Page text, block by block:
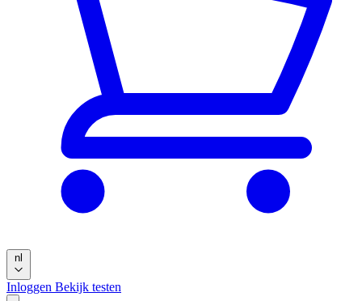
nl
Inloggen Bekijk testen